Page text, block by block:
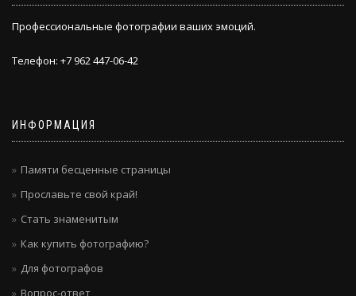
Профессиональные фотографии ваших эмоций.
Телефон: +7 962 447-06-42
ИНФОРМАЦИЯ
Памяти бесценные страницы
Прославьте свой край!
Стать знаменитым
Как купить фотографию?
Для фотографов
Вопрос-ответ